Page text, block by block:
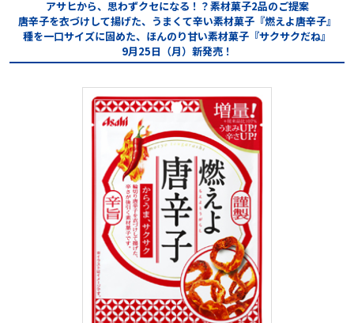
アサヒから、思わずクセになる！？素材菓子2品のご提案
唐辛子を衣づけして揚げた、うまくて辛い素材菓子『燃えよ唐辛子』
種を一口サイズに固めた、ほんのり甘い素材菓子『サクサクだね』
9月25日（月）新発売！